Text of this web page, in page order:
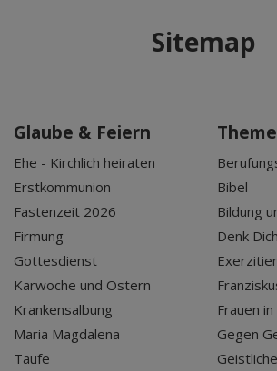
Sitemap
Glaube & Feiern
Ehe - Kirchlich heiraten
Erstkommunion
Fastenzeit 2026
Firmung
Gottesdienst
Karwoche und Ostern
Krankensalbung
Maria Magdalena
Taufe
Bibel
Bildung
Denk
Frauen
Gegen